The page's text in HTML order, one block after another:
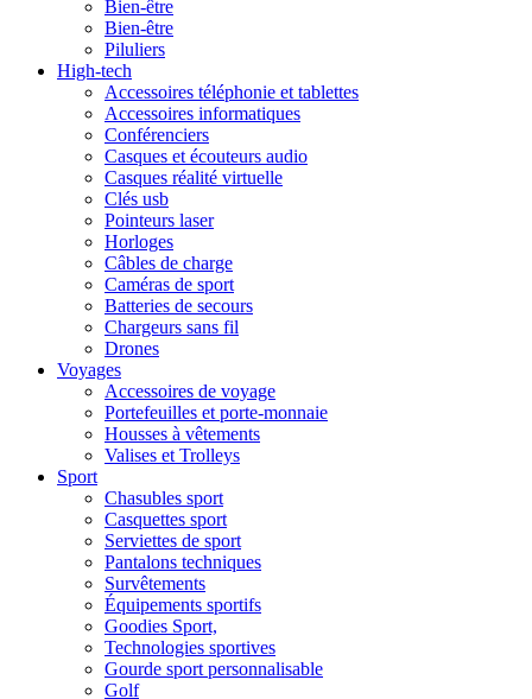
Bien-être
Bien-être
Piluliers
High-tech
Accessoires téléphonie et tablettes
Accessoires informatiques
Conférenciers
Casques et écouteurs audio
Casques réalité virtuelle
Clés usb
Pointeurs laser
Horloges
Câbles de charge
Caméras de sport
Batteries de secours
Chargeurs sans fil
Drones
Voyages
Accessoires de voyage
Portefeuilles et porte-monnaie
Housses à vêtements
Valises et Trolleys
Sport
Chasubles sport
Casquettes sport
Serviettes de sport
Pantalons techniques
Survêtements
Équipements sportifs
Goodies Sport,
Technologies sportives
Gourde sport personnalisable
Golf